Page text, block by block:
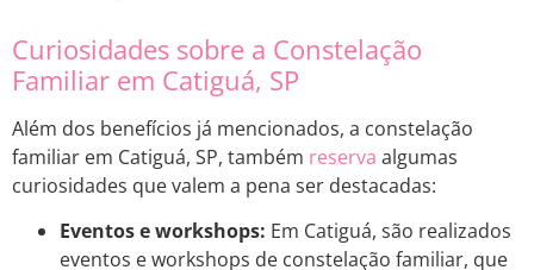
Curiosidades sobre a Constelação
Familiar em Catiguá, SP
Além dos benefícios já mencionados, a constelação
familiar em Catiguá, SP, também reserva algumas
curiosidades que valem a pena ser destacadas:
Eventos e workshops: Em Catiguá, são realizados
eventos e workshops de constelação familiar, que